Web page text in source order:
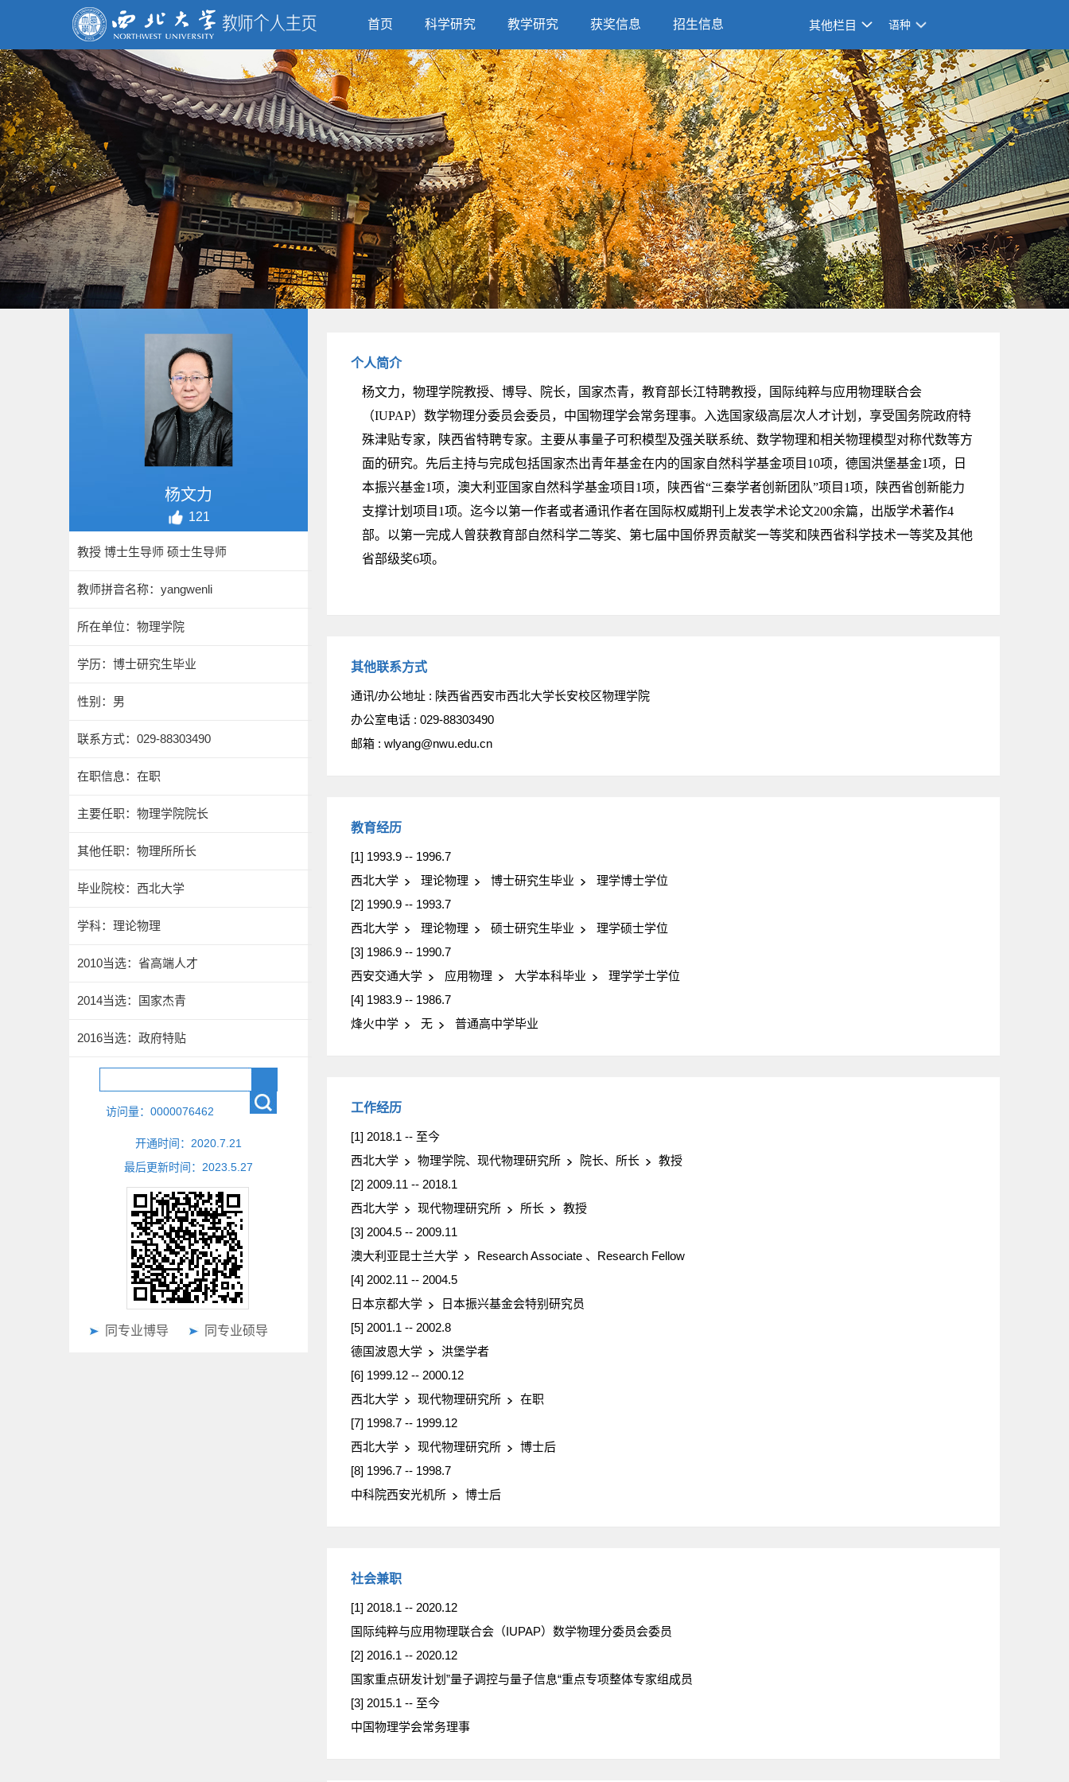
首页 科学研究 教学研究 获奖信息 招生信息 其他栏目 语种
杨文力
121
教授 博士生导师 硕士生导师
教师拼音名称：yangwenli
所在单位：物理学院
学历：博士研究生毕业
性别：男
联系方式：029-88303490
在职信息：在职
主要任职：物理学院院长
其他任职：物理所所长
毕业院校：西北大学
学科：理论物理
2010当选：省高端人才
2014当选：国家杰青
2016当选：政府特贴
访问量： 0000076462
开通时间： 2020 7 21
最后更新时间： 2023 5 27
同专业博导 同专业硕导
个人简介
杨文力，物理学院教授、博导、院长，国家杰青，教育部长江特聘教授，国际纯粹与应用物理联合会
（IUPAP）数学物理分委员会委员，中国物理学会常务理事。入选国家级高层次人才计划，享受国务院政府特
殊津贴专家，陕西省特聘专家。主要从事量子可积模型及强关联系统、数学物理和相关物理模型对称代数等方
面的研究。先后主持与完成包括国家杰出青年基金在内的国家自然科学基金项目10项，德国洪堡基金1项，日
本振兴基金1项，澳大利亚国家自然科学基金项目1项，陕西省“三秦学者创新团队”项目1项，陕西省创新能力
支撑计划项目1项。迄今以第一作者或者通讯作者在国际权威期刊上发表学术论文200余篇，出版学术著作4
部。以第一完成人曾获教育部自然科学二等奖、第七届中国侨界贡献奖一等奖和陕西省科学技术一等奖及其他
省部级奖6项。
其他联系方式
通讯/办公地址 : 陕西省西安市西北大学长安校区物理学院
办公室电话 : 029-88303490
邮箱 : wlyang@nwu.edu.cn
教育经历
[1] 1993.9 -- 1996.7
西北大学
理论物理 博士研究生毕业
理学博士学位
[2] 1990.9 -- 1993.7
西北大学
理论物理 硕士研究生毕业
理学硕士学位
[3] 1986.9 -- 1990.7
西安交通大学
应用物理 大学本科毕业
理学学士学位
[4] 1983.9 -- 1986.7
烽火中学
无 普通高中学毕业
工作经历
[1] 2018.1 -- 至今
西北大学
物理学院、现代物理研究所 院长、所长
教授
[2] 2009.11 -- 2018.1
西北大学
现代物理研究所 所长
教授
[3] 2004.5 -- 2009.11
澳大利亚昆士兰大学
Research Associate 、Research Fellow
[4] 2002.11 -- 2004.5
日本京都大学
日本振兴基金会特别研究员
[5] 2001.1 -- 2002.8
德国波恩大学
洪堡学者
[6] 1999.12 -- 2000.12
西北大学
现代物理研究所
在职
[7] 1998.7 -- 1999.12
西北大学
现代物理研究所
博士后
[8] 1996.7 -- 1998.7
中科院西安光机所
博士后
社会兼职
[1] 2018.1 -- 2020.12
国际纯粹与应用物理联合会（IUPAP）数学物理分委员会委员
[2] 2016.1 -- 2020.12
国家重点研发计划”量子调控与量子信息“重点专项整体专家组成员
[3] 2015.1 -- 至今
中国物理学会常务理事